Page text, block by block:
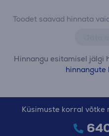
Toodet saavad hinnata
Hinnangu esitamisel jälgi
hinnangute
Küsimuste korral võtke